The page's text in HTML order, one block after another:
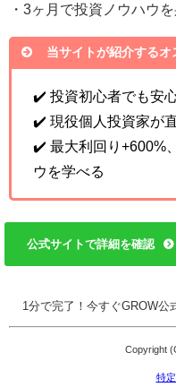
・3ヶ月で投資ノウハウ
当サイトが紹介するオ
✔️ 投資初心者でも安
✔️ 現役個人投資家が
✔️ 最大利回り+600%
ウを学べる
公式サイトで詳細を確認
1分で完了！今すぐGROW公
Copyright
特